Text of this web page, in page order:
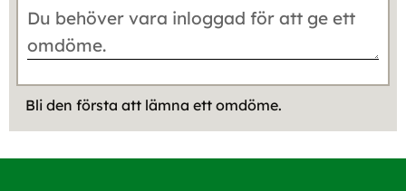
Bli den första att lämna ett omdöme.